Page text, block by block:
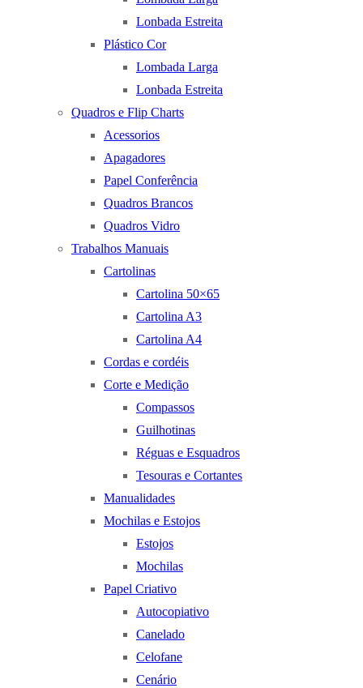
Lonbada Estreita
Plástico Cor
Lombada Larga
Lonbada Estreita
Quadros e Flip Charts
Acessorios
Apagadores
Papel Conferência
Quadros Brancos
Quadros Vidro
Trabalhos Manuais
Cartolinas
Cartolina 50×65
Cartolina A3
Cartolina A4
Cordas e cordéis
Corte e Medição
Compassos
Guilhotinas
Réguas e Esquadros
Tesouras e Cortantes
Manualidades
Mochilas e Estojos
Estojos
Mochilas
Papel Criativo
Autocopiativo
Canelado
Celofane
Cenário